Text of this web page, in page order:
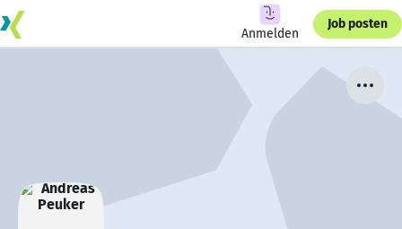
Anmelden
Job posten